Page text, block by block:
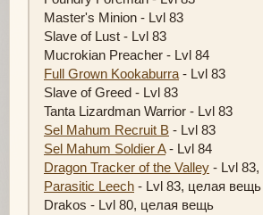
Master's Minion - Lvl 83
Slave of Lust - Lvl 83
Mucrokian Preacher - Lvl 84
Full Grown Kookaburra - Lvl 83
Slave of Greed - Lvl 83
Tanta Lizardman Warrior - Lvl 83
Sel Mahum Recruit B - Lvl 83
Sel Mahum Soldier A- Lvl 84
Dragon Tracker of the Valley - Lvl
Parasitic Leech - Lvl 83, целая вещь
Drakos - Lvl 80, целая вещь